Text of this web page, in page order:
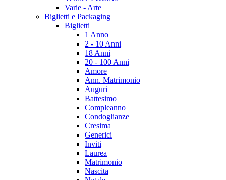
Varie - Arte
Biglietti e Packaging
Biglietti
1 Anno
2 - 10 Anni
18 Anni
20 - 100 Anni
Amore
Ann. Matrimonio
Auguri
Battesimo
Compleanno
Condoglianze
Cresima
Generici
Inviti
Laurea
Matrimonio
Nascita